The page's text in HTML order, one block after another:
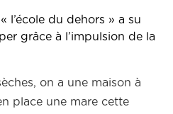
l’école du dehors » a su
grâce à l’impulsion de la
on a une maison à
place une mare cette